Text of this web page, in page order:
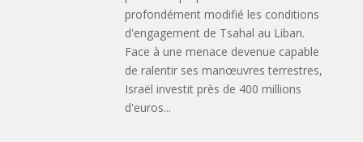
profondément modifié les conditions
d'engagement de Tsahal au Liban.
Face à une menace devenue capable
de ralentir ses manœuvres terrestres,
Israël investit près de 400 millions
d'euros...